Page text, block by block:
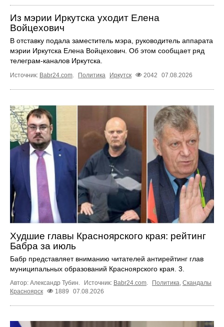
Из мэрии Иркутска уходит Елена
Войцехович
В отставку подала заместитель мэра, руководитель аппарата
мэрии Иркутска Елена Войцехович. Об этом сообщает ряд
телеграм‑каналов Иркутска.
Источник: Babr24.com. Политика Иркутск 2042 07.08.2026
Худшие главы Красноярского края: рейтинг
Бабра за июль
Бабр представляет вниманию читателей антирейтинг глав
муниципальных образований Красноярского края. 3.
Автор: Александр Тубин. Источник: Babr24.com Политика Скандалы
Красноярск
1889 07.08.2026